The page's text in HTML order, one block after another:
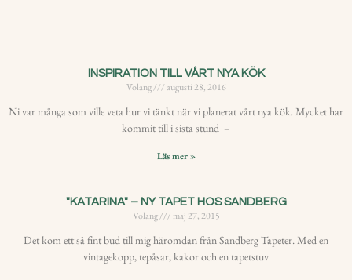
INSPIRATION TILL VÅRT NYA KÖK
Volang augusti 28, 2016
Ni var många som ville veta hur vi tänkt när vi planerat vårt nya kök. Mycket har
kommit till i sista stund –
Läs mer »
"KATARINA" – NY TAPET HOS SANDBERG
Volang maj 27, 2015
Det kom ett så fint bud till mig häromdan från Sandberg Tapeter. Med en
vintagekopp, tepåsar, kakor och en tapetstuv